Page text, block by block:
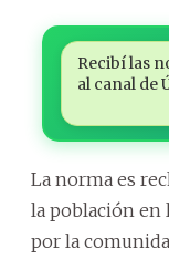
Recibí las
al canal de
La norma es
la población en
por la